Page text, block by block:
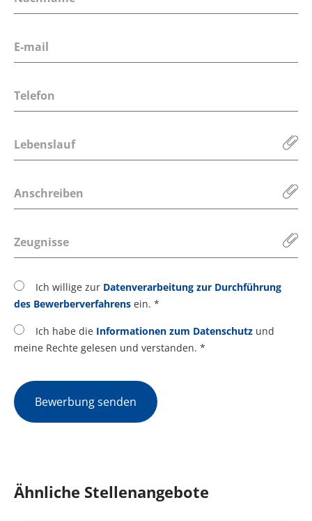
Lebenslauf
Anschreiben
Zeugnisse
Ich willige zur Datenverarbeitung zur Durchführung
des Bewerberverfahrens ein. *
Ich habe die Informationen zum Datenschutz und
meine Rechte gelesen und verstanden. *
Bewerbung senden
Ähnliche Stellenangebote